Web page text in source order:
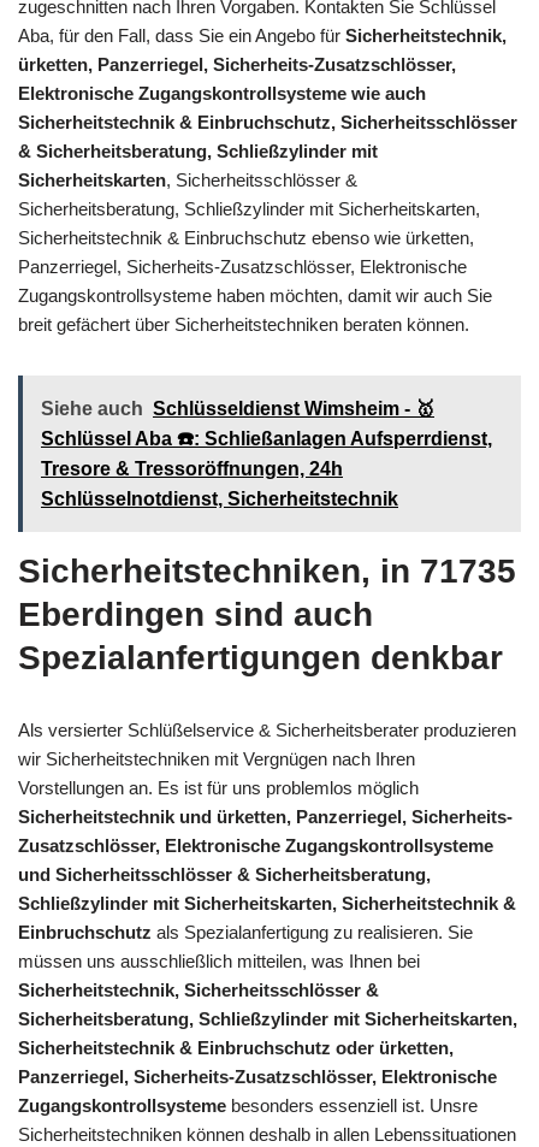
zugeschnitten nach Ihren Vorgaben. Kontakten Sie Schlüssel
Aba, für den Fall, dass Sie ein Angebo für Sicherheitstechnik,
ürketten, Panzerriegel, Sicherheits-Zusatzschlösser,
Elektronische Zugangskontrollsysteme wie auch
Sicherheitstechnik & Einbruchschutz, Sicherheitsschlösser
& Sicherheitsberatung, Schließzylinder mit
Sicherheitskarten, Sicherheitsschlösser &
Sicherheitsberatung, Schließzylinder mit Sicherheitskarten,
Sicherheitstechnik & Einbruchschutz ebenso wie ürketten,
Panzerriegel, Sicherheits-Zusatzschlösser, Elektronische
Zugangskontrollsysteme haben möchten, damit wir auch Sie
breit gefächert über Sicherheitstechniken beraten können.
Siehe auch Schlüsseldienst Wimsheim - 🥇
Schlüssel Aba ☎️: Schließanlagen Aufsperrdienst,
Tresore & Tressoröffnungen, 24h
Schlüsselnotdienst, Sicherheitstechnik
Sicherheitstechniken, in 71735
Eberdingen sind auch
Spezialanfertigungen denkbar
Als versierter Schlüßelservice & Sicherheitsberater produzieren
wir Sicherheitstechniken mit Vergnügen nach Ihren
Vorstellungen an. Es ist für uns problemlos möglich
Sicherheitstechnik und ürketten, Panzerriegel, Sicherheits-
Zusatzschlösser, Elektronische Zugangskontrollsysteme
und Sicherheitsschlösser & Sicherheitsberatung,
Schließzylinder mit Sicherheitskarten, Sicherheitstechnik &
Einbruchschutz als Spezialanfertigung zu realisieren. Sie
müssen uns ausschließlich mitteilen, was Ihnen bei
Sicherheitstechnik, Sicherheitsschlösser &
Sicherheitsberatung, Schließzylinder mit Sicherheitskarten,
Sicherheitstechnik & Einbruchschutz oder ürketten,
Panzerriegel, Sicherheits-Zusatzschlösser, Elektronische
Zugangskontrollsysteme besonders essenziell ist. Unsre
Sicherheitstechniken können deshalb in allen Lebenssituationen